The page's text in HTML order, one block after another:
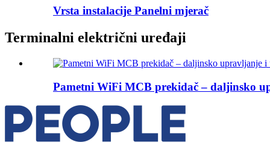
Vrsta instalacije Panelni mjerač
Terminalni električni uređaji
Pametni WiFi MCB prekidač – daljinsko